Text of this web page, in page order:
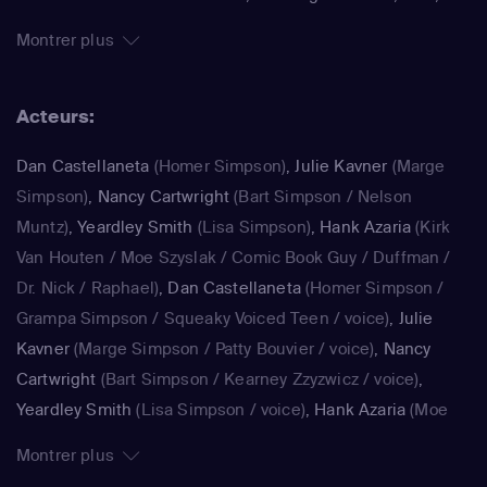
rendent joyeux et animé le quotidien de ce foyer. La série
saison, est régulièrement récompensée aux Emmy Awards
Montrer plus
Acteurs:
Dan Castellaneta (Homer Simpson) Julie Kavner (Marge
Simpson) Nancy Cartwright (Bart Simpson / Nelson
Muntz) ,Yeardley Smith (Lisa Simpson) Hank Azaria (Kirk
Van Houten / Moe Szyslak / Comic Book Guy / Duffman /
Dr. Nick / Raphael) Dan Castellaneta(Homer Simpson /
Grampa Simpson / Squeaky Voiced Teen / voice)
Julie
Kavner(Marge Simpson / Patty Bouvier / voice) Nancy
Cartwright (Bart Simpson / Kearney Zzyzwicz / voice)
Yeardley Smith (Lisa Simpson / voice) Hank Azaria (Moe
Lawyer / Lifeguard / Very Tall Man / voice)
Montrer plus